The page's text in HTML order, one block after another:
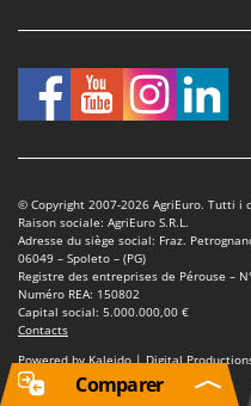
© Copyright 2007-2026 AgriEuro. Tutti
Raison sociale: AgriEuro S.R.L.
Adresse du siège social: Fraz.
06049 – Spoleto – (PG)
Registre des entreprises de Pérouse –
Numéro REA: 150802
Capital social: 5.000.000,00 €
Contacts
Powered by Kaleido | Digital
Comparer